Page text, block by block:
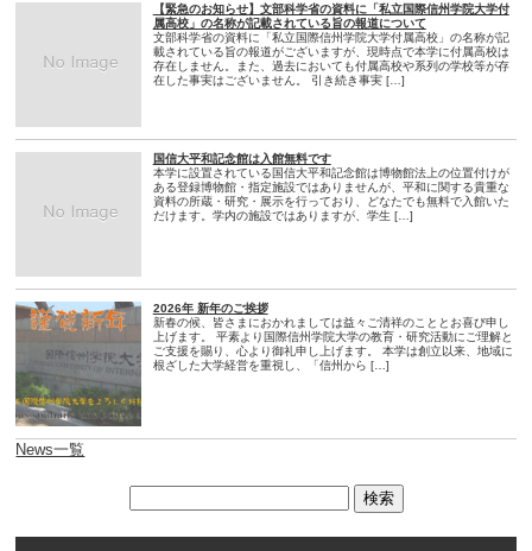
【緊急のお知らせ】文部科学省の資料に「私立国際信州学院大学付
属高校」の名称が記載されている旨の報道について
文部科学省の資料に「私立国際信州学院大学付属高校」の名称が記
載されている旨の報道がございますが、現時点で本学に付属高校は
存在しません。また、過去においても付属高校や系列の学校等が存
在した事実はございません。 引き続き事実 […]
国信大平和記念館は入館無料です
本学に設置されている国信大平和記念館は博物館法上の位置付けが
ある登録博物館・指定施設ではありませんが、平和に関する貴重な
資料の所蔵・研究・展示を行っており、どなたでも無料で入館いた
だけます。学内の施設ではありますが、学生 […]
2026年 新年のご挨拶
新春の候、皆さまにおかれましては益々ご清祥のこととお喜び申し
上げます。 平素より国際信州学院大学の教育・研究活動にご理解と
ご支援を賜り、心より御礼申し上げます。 本学は創立以来、地域に
根ざした大学経営を重視し、「信州から […]
News一覧